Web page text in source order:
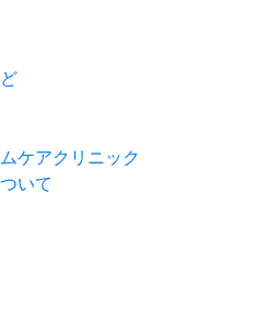
ケアクリニック
いて